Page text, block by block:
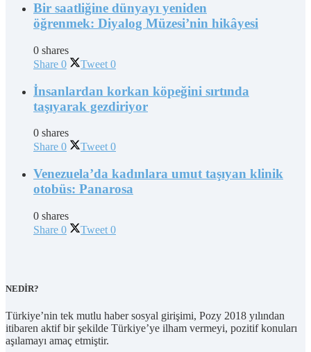
Bir saatliğine dünyayı yeniden
öğrenmek: Diyalog Müzesi’nin hikâyesi
0 shares
Share 0 Tweet 0
İnsanlardan korkan köpeğini sırtında
taşıyarak gezdiriyor
0 shares
Share 0 Tweet 0
Venezuela’da kadınlara umut taşıyan klinik
otobüs: Panarosa
0 shares
Share 0 Tweet 0
NEDİR?
Türkiye’nin tek mutlu haber sosyal girişimi, Pozy 2018 yılından
itibaren aktif bir şekilde Türkiye’ye ilham vermeyi, pozitif konuları
aşılamayı amaç etmiştir.